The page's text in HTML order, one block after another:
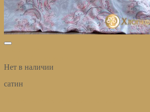
Нет в наличии
сатин